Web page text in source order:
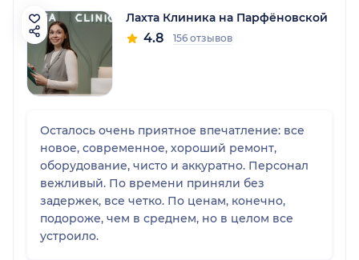
Лахта Клиника на Парфёновской
4.8 156 отзывов
Осталось очень приятное впечатление: все
новое, современное, хороший ремонт,
оборудование, чисто и аккуратно. Персонал
вежливый. По времени приняли без
задержек, все четко. По ценам, конечно,
подороже, чем в среднем, но в целом все
устроило.